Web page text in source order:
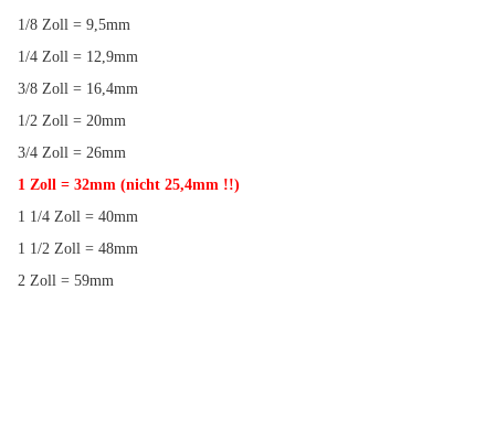
1/8 Zoll = 9,5mm
1/4 Zoll = 12,9mm
3/8 Zoll = 16,4mm
1/2 Zoll = 20mm
3/4 Zoll = 26mm
1 Zoll = 32mm (nicht 25,4mm !!)
1 1/4 Zoll = 40mm
1 1/2 Zoll = 48mm
2 Zoll = 59mm